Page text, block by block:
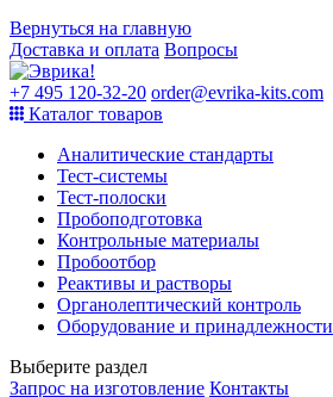
Вернуться на главную
Доставка и оплата Вопросы
+7 495 120-32-20 order@evrika-kits.com
Каталог товаров
Аналитические стандарты
Тест-системы
Тест-полоски
Пробоподготовка
Контрольные материалы
Пробоотбор
Реактивы и растворы
Органолептический контроль
Оборудование и принадлежности
Выберите раздел
Запрос на изготовление Контакты